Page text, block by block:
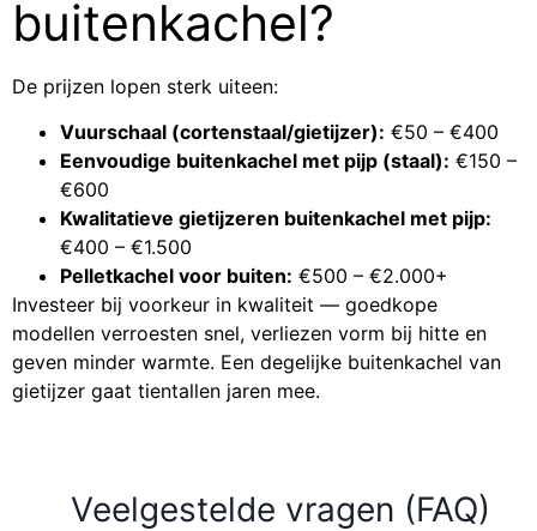
buitenkachel?
De prijzen lopen sterk uiteen:
Vuurschaal (cortenstaal/gietijzer): €50 – €400
Eenvoudige buitenkachel met pijp (staal): €150 –
€600
Kwalitatieve gietijzeren buitenkachel met pijp:
€400 – €1.500
Pelletkachel voor buiten: €500 – €2.000+
Investeer bij voorkeur in kwaliteit — goedkope
modellen verroesten snel, verliezen vorm bij hitte en
geven minder warmte. Een degelijke buitenkachel van
gietijzer gaat tientallen jaren mee.
Veelgestelde vragen (FAQ)